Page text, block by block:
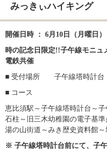
みっきぃハイキング
開催日時 ： 6月10日（月曜日
時の記念日限定!!子午線モニュ
電鉄共催
■ 受付場所　　子午線塔時計台
■ コース
恵比須駅～子午線塔時計台～
石柱～旧三木幼稚園の電子基
湯の山街道～みき歴史資料館
※ 子午線塔時計台前にて、子